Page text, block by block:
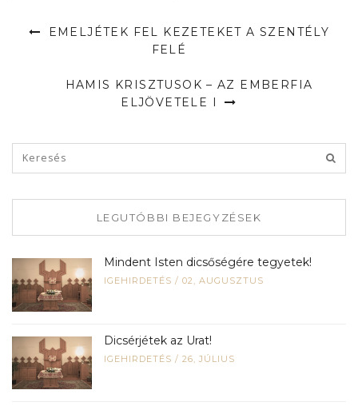
EMELJÉTEK FEL KEZETEKET A SZENTÉLY
FELÉ
HAMIS KRISZTUSOK – AZ EMBERFIA
ELJÖVETELE I
LEGUTÓBBI BEJEGYZÉSEK
Mindent Isten dicsőségére tegyetek!
IGEHIRDETÉS / 02, AUGUSZTUS
Dicsérjétek az Urat!
IGEHIRDETÉS / 26, JÚLIUS